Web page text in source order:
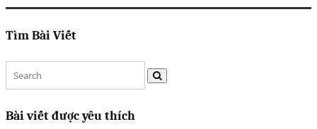
Tìm Bài Viết
Bài viết được yêu thích